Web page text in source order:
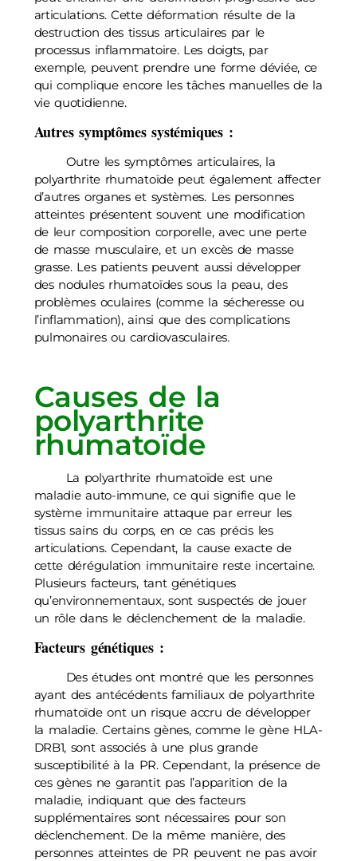
articulations. Cette déformation résulte de la
destruction des tissus articulaires par le
processus inflammatoire. Les doigts, par
exemple, peuvent prendre une forme déviée, ce
qui complique encore les tâches manuelles de la
vie quotidienne.
Autres symptômes systémiques :
Outre les symptômes articulaires, la
polyarthrite rhumatoïde peut également affecter
d’autres organes et systèmes. Les personnes
atteintes présentent souvent une modification
de leur composition corporelle, avec une perte
de masse musculaire, et un excès de masse
grasse. Les patients peuvent aussi développer
des nodules rhumatoïdes sous la peau, des
problèmes oculaires (comme la sécheresse ou
l’inflammation), ainsi que des complications
pulmonaires ou cardiovasculaires.
Causes de la
polyarthrite
rhumatoïde
La polyarthrite rhumatoïde est une
maladie auto-immune, ce qui signifie que le
système immunitaire attaque par erreur les
tissus sains du corps, en ce cas précis les
articulations. Cependant, la cause exacte de
cette dérégulation immunitaire reste incertaine.
Plusieurs facteurs, tant génétiques
qu’environnementaux, sont suspectés de jouer
un rôle dans le déclenchement de la maladie.
Facteurs génétiques :
Des études ont montré que les personnes
ayant des antécédents familiaux de polyarthrite
rhumatoïde ont un risque accru de développer
la maladie. Certains gènes, comme le gène HLA-
DRB1, sont associés à une plus grande
susceptibilité à la PR. Cependant, la présence de
ces gènes ne garantit pas l’apparition de la
maladie, indiquant que des facteurs
supplémentaires sont nécessaires pour son
déclenchement. De la même manière, des
personnes atteintes de PR peuvent ne pas avoir